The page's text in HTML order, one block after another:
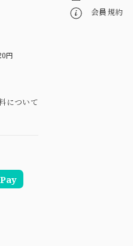
円
について
会員規約